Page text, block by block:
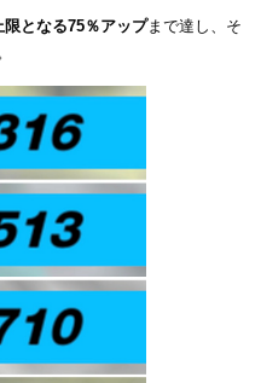
限となる75％アップまで達し、そ